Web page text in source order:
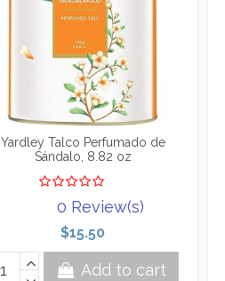
Yardley Talco Perfumado de
Sándalo, 8.82 oz
0 Review(s)
$15.50
Add to cart